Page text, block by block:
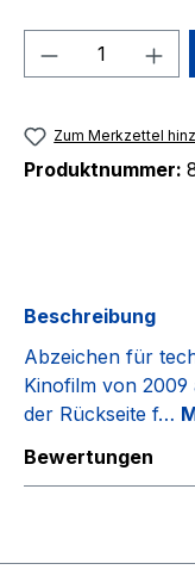
Produkt
Zum Merkzettel
Produktnummer:
Beschreibung
Abzeichen für
Kinofilm von
der Rückseite f…
Bewertungen